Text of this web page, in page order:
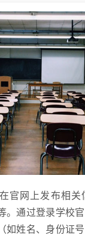
官网上发布相
。通过登录学校
如姓名、身份证